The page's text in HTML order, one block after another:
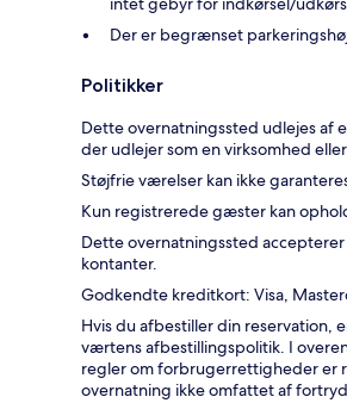
Der er begrænset
Politikker
Dette overnatningssted udlejes af
der udlejer som en virksomhed
Støjfrie værelser kan ikke
Kun registrerede gæster kan
Dette overnatningssted
kontanter.
Godkendte kreditkort: Visa,
Hvis du afbestiller din reservation,
værtens afbestillingspolitik. I
regler om forbrugerrettigheder er
overnatning ikke omfattet af